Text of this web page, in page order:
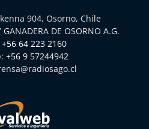
904, Osorno, Chile
GANADERA DE OSORNO A.G.
+56 64 223 2160
+56 9 57244942